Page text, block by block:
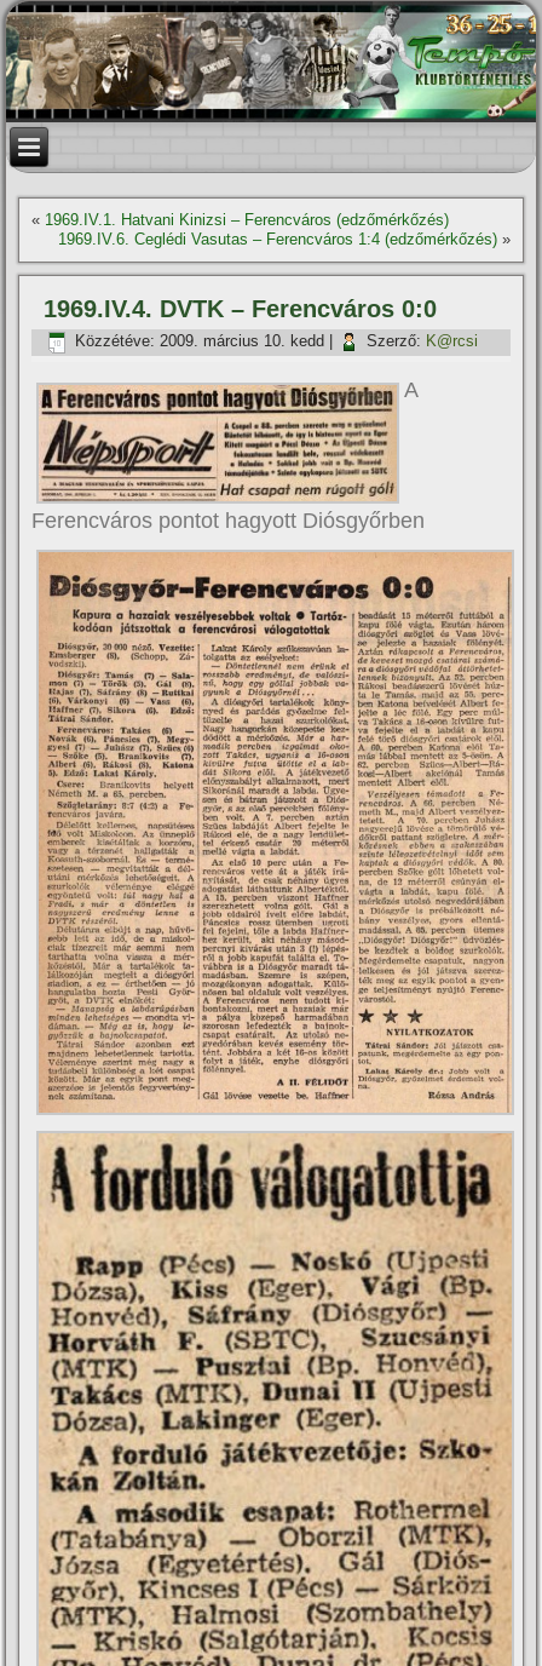
« 1969.IV.1. Hatvani Kinizsi – Ferencváros (edzőmérkőzés)
1969.IV.6. Ceglédi Vasutas – Ferencváros 1:4 (edzőmérkőzés)»
1969.IV.4. DVTK – Ferencváros 0:0
Közzétéve: 2009. március 10. kedd Szerző: K@rcsi
A
Ferencváros pontot hagyott Diósgyőrben